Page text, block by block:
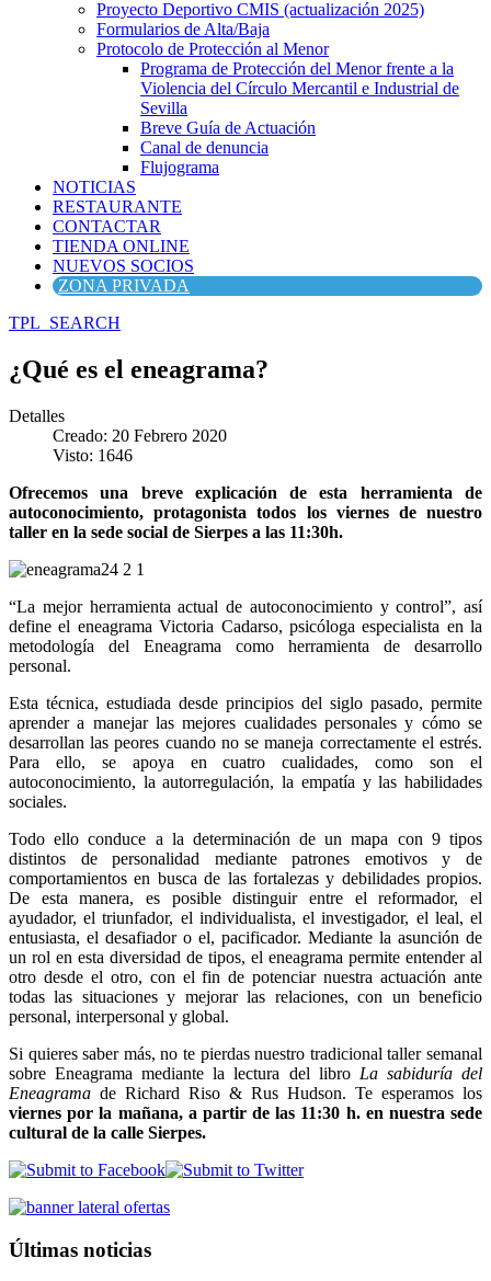
Proyecto Deportivo CMIS (actualización 2025)
Formularios de Alta/Baja
Protocolo de Protección al Menor
Programa de Protección del Menor frente a la
Violencia del Círculo Mercantil e Industrial de
Sevilla
Breve Guía de Actuación
Canal de denuncia
Flujograma
NOTICIAS
RESTAURANTE
CONTACTAR
TIENDA ONLINE
NUEVOS SOCIOS
ZONA PRIVADA
TPL_SEARCH
¿Qué es el eneagrama?
Detalles
Creado: 20 Febrero 2020
Visto: 1646
Ofrecemos una breve explicación de esta herramienta de
autoconocimiento, protagonista todos los viernes de nuestro
taller en la sede social de Sierpes a las 11:30h.
“La mejor herramienta actual de autoconocimiento y control”, así
define el eneagrama Victoria Cadarso, psicóloga especialista en la
metodología del Eneagrama como herramienta de desarrollo
personal.
Esta técnica, estudiada desde principios del siglo pasado, permite
aprender a manejar las mejores cualidades personales y cómo se
desarrollan las peores cuando no se maneja correctamente el estrés.
Para ello, se apoya en cuatro cualidades, como son el
autoconocimiento, la autorregulación, la empatía y las habilidades
sociales.
Todo ello conduce a la determinación de un mapa con 9 tipos
distintos de personalidad mediante patrones emotivos y de
comportamientos en busca de las fortalezas y debilidades propios.
De esta manera, es posible distinguir entre el reformador, el
ayudador, el triunfador, el individualista, el investigador, el leal, el
entusiasta, el desafiador o el, pacificador. Mediante la asunción de
un rol en esta diversidad de tipos, el eneagrama permite entender al
otro desde el otro, con el fin de potenciar nuestra actuación ante
todas las situaciones y mejorar las relaciones, con un beneficio
personal, interpersonal y global.
Si quieres saber más, no te pierdas nuestro tradicional taller semanal
sobre Eneagrama mediante la lectura del libro La sabiduría del
Eneagrama de Richard Riso & Rus Hudson. Te esperamos los
viernes por la mañana, a partir de las 11:30 h. en nuestra sede
cultural de la calle Sierpes.
Últimas noticias